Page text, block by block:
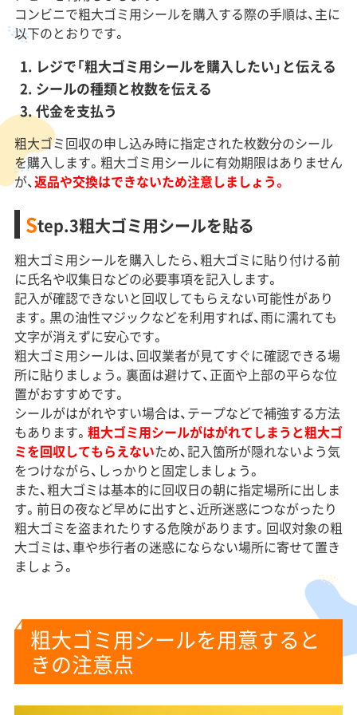
コンビニで粗大ゴミ用シールを購入する際の手順は、主に
以下のとおりです。
レジで「粗大ゴミ用シールを購入したい」と伝える
シールの種類と枚数を伝える
代金を支払う
粗大ゴミ回収の申し込み時に指定された枚数分のシール
を購入します。粗大ゴミ用シールに有効期限はありません
が、返品や交換はできないため注意しましょう。
Step.3粗大ゴミ用シールを貼る
粗大ゴミ用シールを購入したら、粗大ゴミに貼り付ける前
に氏名や収集日などの必要事項を記入します。
記入が確認できないと回収してもらえない可能性があり
ます。黒の油性マジックなどを利用すれば、雨に濡れても
文字が消えずに安心です。
粗大ゴミ用シールは、回収業者が見てすぐに確認できる場
所に貼りましょう。裏面は避けて、正面や上部の平らな位
置がおすすめです。
シールがはがれやすい場合は、テープなどで補強する方法
もあります。 粗大ゴミ用シールがはがれてしまうと粗大ゴ
ミを回収してもらえないため、記入箇所が隠れないよう気
をつけながら、しっかりと固定しましょう。
また、粗大ゴミは基本的に回収日の朝に指定場所に出しま
す。前日の夜など早めに出すと、近所迷惑につながったり
粗大ゴミを盗まれたりする危険があります。回収対象の粗
大ゴミは、車や歩行者の迷惑にならない場所に寄せて置き
ましょう。
粗大ゴミ用シールを用意すると
きの注意点